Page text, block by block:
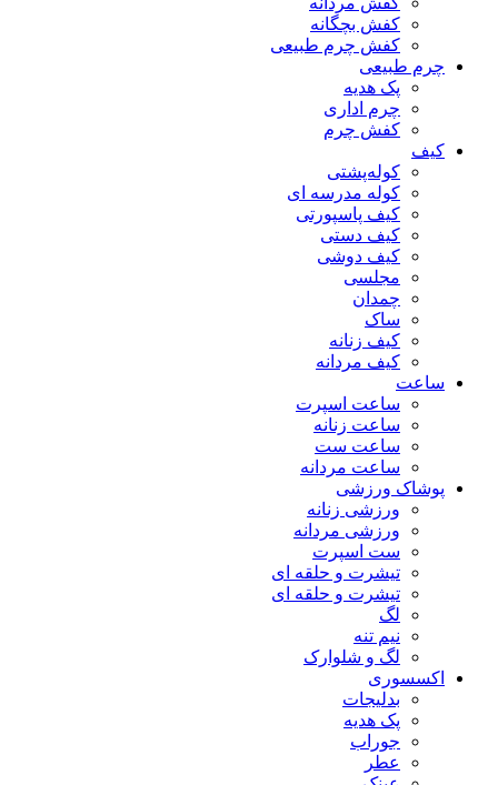
کفش بچگانه
کفش چرم طبیعی
چرم طبیعی
پک هدیه
چرم اداری
کفش چرم
کیف
کوله‌پشتی
کوله مدرسه ای
کیف پاسپورتی
کیف دستی
کیف دوشی
مجلسی
چمدان
ساک
کیف زنانه
کیف مردانه
ساعت
ساعت اسپرت
ساعت زنانه
ساعت ست
ساعت مردانه
پوشاک ورزشی
ورزشی زنانه
ورزشی مردانه
ست اسپرت
تیشرت و حلقه ای
تیشرت و حلقه ای
لگ
نیم تنه
لگ و شلوارک
اکسسوری
بدلیجات
پک هدیه
جوراب
عطر